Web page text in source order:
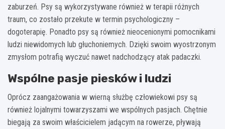
zaburzeń. Psy są wykorzystywane również w terapii różnych
traum, co zostało przekute w termin psychologiczny –
dogoterapię. Ponadto psy są również nieocenionymi pomocnikami
ludzi niewidomych lub głuchoniemych. Dzięki swoim wyostrzonym
zmysłom potrafią wyczuć nawet nadchodzący atak padaczki.
Wspólne pasje piesków i ludzi
Oprócz zaangażowania w wierną służbę człowiekowi psy są
również lojalnymi towarzyszami we wspólnych pasjach. Chętnie
biegają za swoim właścicielem jadącym na rowerze, pływają